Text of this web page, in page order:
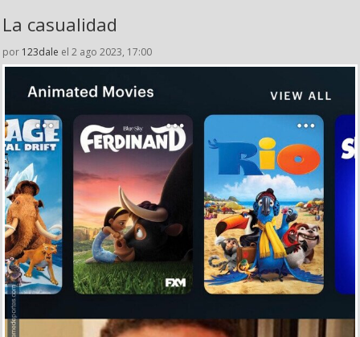
La casualidad
por 123dale el 2 ago 2023, 17:00